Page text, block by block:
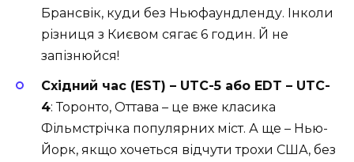
Брансвік, куди без Ньюфаундленду. Інколи
різниця з Києвом сягає 6 годин. Й не
запізнюйся!
Східний час (EST) – UTC-5 або EDT – UTC-
4: Торонто, Оттава – це вже класика
Фільмстрічка популярних міст. А ще – Нью-
Йорк, якщо хочеться відчути трохи США, без